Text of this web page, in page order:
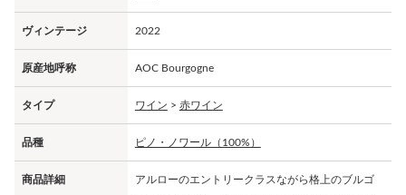
ヴィンテージ 2022
原産地呼称 AOC Bourgogne
タイプ ワイン > 赤ワイン
品種 ピノ・ノワール（100%）
商品詳細
アルローのエントリークラスながら格上のブルゴ